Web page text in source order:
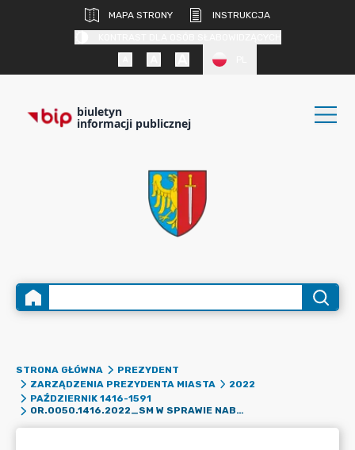
MAPA STRONY
INSTRUKCJA
biuletyn
informacji publicznej
STRONA GŁÓWNA
PREZYDENT
ZARZĄDZENIA PREZYDENTA MIASTA
2022
PAŹDZIERNIK 1416-1591
OR.0050.1416.2022_SM W SPRAWIE NABYCIA NA RZECZ GMINY MIEJSKIEJ ŻORY PRAWA WŁASNOŚCI NIERUCHOMOŚCI POŁOŻONEJ W ŻORACH PRZY UL. BESKIDZKIEJ I GÓRNEJ